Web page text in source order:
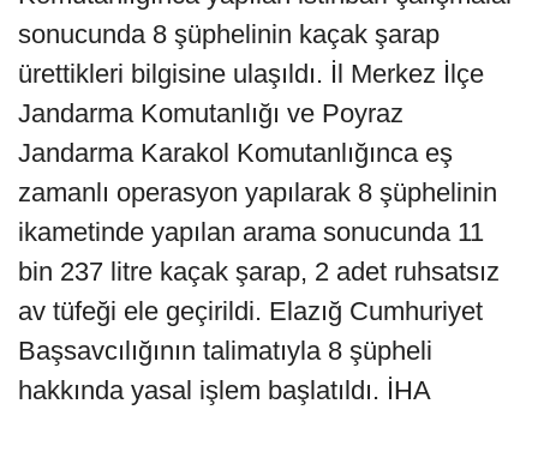
sonucunda 8 şüphelinin kaçak şarap
ürettikleri bilgisine ulaşıldı. İl Merkez İlçe
Jandarma Komutanlığı ve Poyraz
Jandarma Karakol Komutanlığınca eş
zamanlı operasyon yapılarak 8 şüphelinin
ikametinde yapılan arama sonucunda 11
bin 237 litre kaçak şarap, 2 adet ruhsatsız
av tüfeği ele geçirildi. Elazığ Cumhuriyet
Başsavcılığının talimatıyla 8 şüpheli
hakkında yasal işlem başlatıldı. İHA